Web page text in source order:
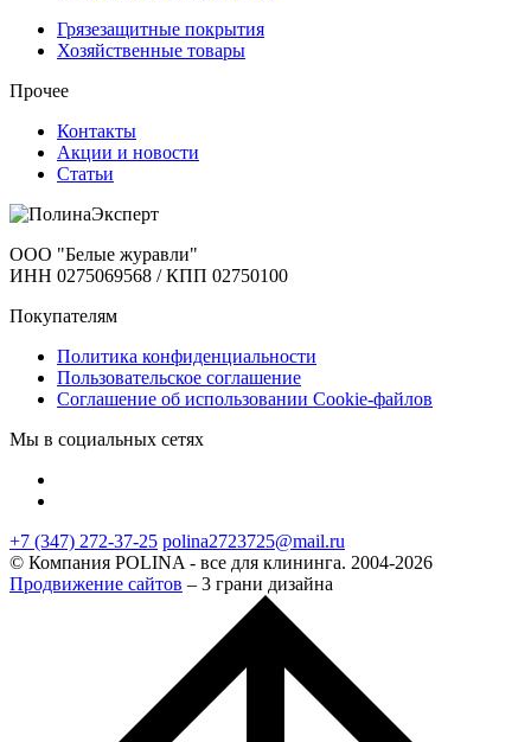
Грязезащитные покрытия
Хозяйственные товары
Прочее
Контакты
Акции и новости
Статьи
ООО "Белые журавли"
ИНН 0275069568 / КПП 02750100
Покупателям
Политика конфиденциальности
Пользовательское соглашение
Соглашение об использовании Cookie-файлов
Мы в социальных сетях
+7 (347) 272-37-25 polina2723725@mail.ru
© Компания POLINA - все для клининга. 2004-2026
Продвижение сайтов – 3 грани дизайна